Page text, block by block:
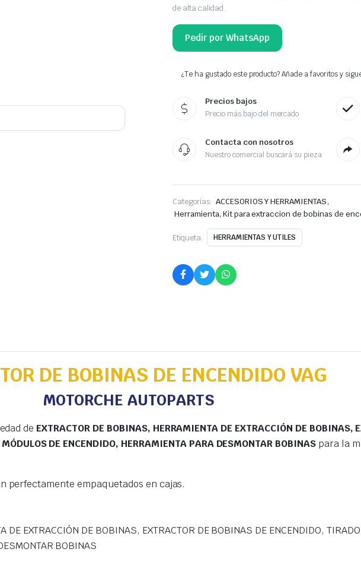
de alta calidad.
Pedir por WhatsApp
¿Te ha gustado este producto? Añade a favoritos y
Precios bajos
Precio más bajo del mercado
Contacta con nosotros
Nuestro comercial buscará su pieza
Categorías: ACCESORIOS Y HERRAMIENTAS,
Herramienta, Kit para extraccion de bobinas de
Etiqueta: HERRAMIENTAS Y UTILES
DE BOBINAS DE ENCENDIDO VAG
MOTORCHE AUTOPARTS
de EXTRACTOR DE BOBINAS, HERRAMIENTA DE EXTRACCIÓN DE BOBINAS,
DE ENCENDIDO, HERRAMIENTA PARA DESMONTAR BOBINAS para la
perfectamente empaquetados en cajas.
DE EXTRACCIÓN DE BOBINAS, EXTRACTOR DE BOBINAS DE ENCENDIDO,
BOBINAS